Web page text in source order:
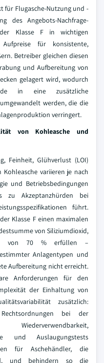
für Flugasche-Nutzung und -
des Angebots-Nachfrage-
Klasse F in wichtigen
für konsistente,
Betreiber gleichen diesen
und Aufbereitung von
gelagert wird, wodurch
in eine zusätzliche
werden, die die
verringert.
von Kohleasche und
Feinheit, Glühverlust (LOI)
variieren je nach
und Betriebsbedingungen
zu Akzeptanzhürden bei
führt.
Klasse F einen maximalen
von Siliziumdioxid,
von 70 % erfüllen –
Anlagentypen und
Aufbereitung nicht erreicht.
Anforderungen für den
der Einhaltung von
zusätzlich:
bei der
und Auslaugungstests
für Aschehändler, die
und behindern so die